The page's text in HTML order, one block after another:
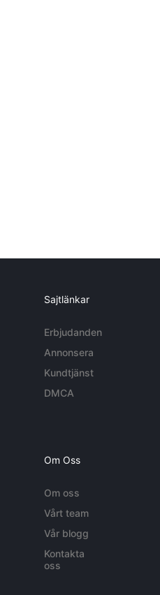
Sajtlänkar
Erbjudanden
Annonsera
Kundtjänst
DMCA
Om Oss
Om oss
Vårt team
Vår blogg
Kontakta
oss